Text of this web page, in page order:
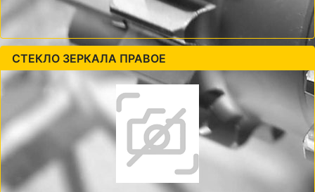
СТЕКЛО ЗЕРКАЛА ПРАВОЕ